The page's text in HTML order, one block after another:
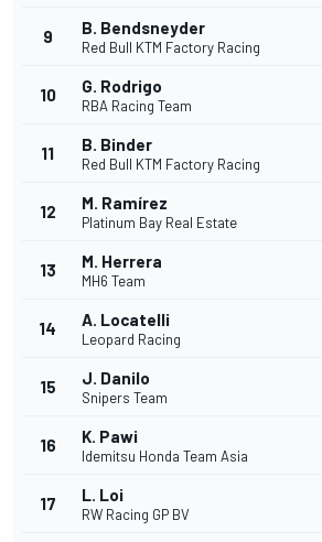
9 B. Bendsneyder
Red Bull KTM Factory Racing
10 G. Rodrigo
RBA Racing Team
11 B. Binder
Red Bull KTM Factory Racing
12 M. Ramírez
Platinum Bay Real Estate
13 M. Herrera
MH6 Team
14 A. Locatelli
Leopard Racing
15 J. Danilo
Snipers Team
16 K. Pawi
Idemitsu Honda Team Asia
17 L. Loi
RW Racing GP BV